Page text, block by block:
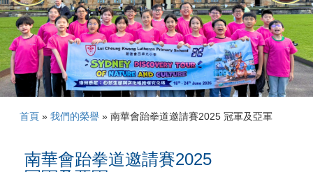
首頁» 我們的榮譽» 南華會跆拳道邀請賽2025 冠軍及亞軍
南華會跆拳道邀請賽2025